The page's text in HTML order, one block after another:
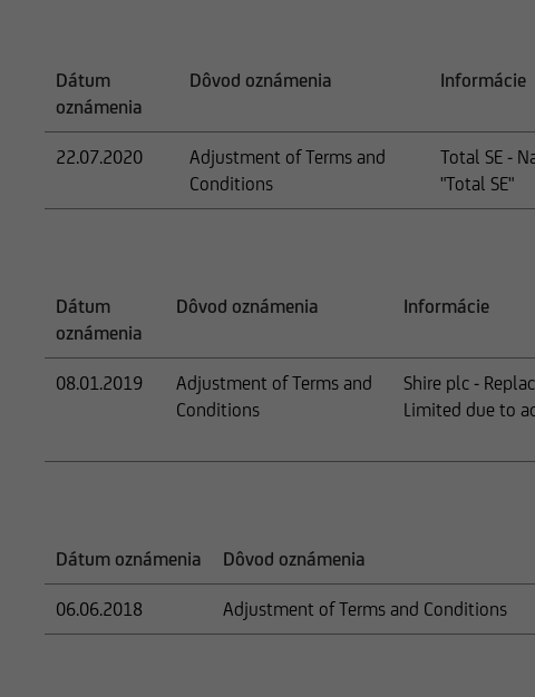
Dátum
oznámenia
Dôvod oznámenia Informácie
22.07.2020
Adjustment of Terms and
Conditions
Total SE -
"Total SE"
Dátum
oznámenia
Dôvod oznámenia Informácie
08.01.2019
Adjustment of Terms and
Conditions
Shire plc -
Limited due to
Dátum oznámenia Dôvod oznámenia
06.06.2018 Adjustment of Terms and Conditions